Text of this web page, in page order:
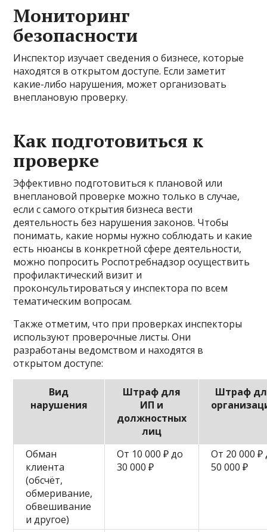
Мониторинг
безопасности
Инспектор изучает сведения о бизнесе, которые
находятся в открытом доступе. Если заметит
какие-либо нарушения, может организовать
внеплановую проверку.
Как подготовиться к
проверке
Эффективно подготовиться к плановой или
внеплановой проверке можно только в случае,
если с самого открытия бизнеса вести
деятельность без нарушения законов. Чтобы
понимать, какие нормы нужно соблюдать и какие
есть нюансы в конкретной сфере деятельности,
можно попросить Роспотребнадзор осуществить
профилактический визит и
проконсультироваться у инспектора по всем
тематическим вопросам.
Также отметим, что при проверках инспекторы
используют проверочные листы. Они
разработаны ведомством и находятся в
открытом доступе:
Вид
нарушения
Штраф для
ИП и
должностных
лиц
Штраф
Обман
клиента
(обсчёт,
обмеривание,
обвешивание
и другое)
От 10 000 ₽ до
30 000 ₽
От 20 000 ₽
50 000 ₽